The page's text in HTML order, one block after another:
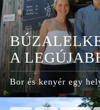
A
Bor és kenyér egy